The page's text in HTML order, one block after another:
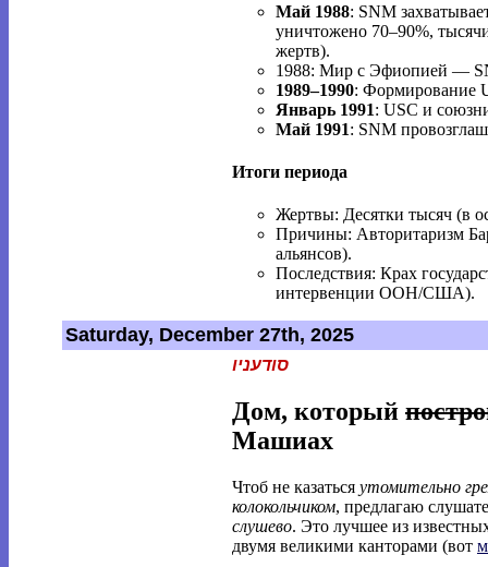
Май 1988: SNM
уничтожено 70–90%,
жертв).
1988: Мир с Эфиопией —
1989–1990: Формирование
Январь 1991: USC и
Май 1991: SNM
Итоги периода
Жертвы: Десятки тысяч (в
Причины: Авторитаризм
альянсов).
Последствия: Крах
интервенции ООН/США).
Saturday, December 27th, 2025
סודעניו
Дом, который
Машиах
Чтоб не казаться утомительно
колокольчиком, предлагаю
слушево. Это лучшее из
двумя великими канторами (вот